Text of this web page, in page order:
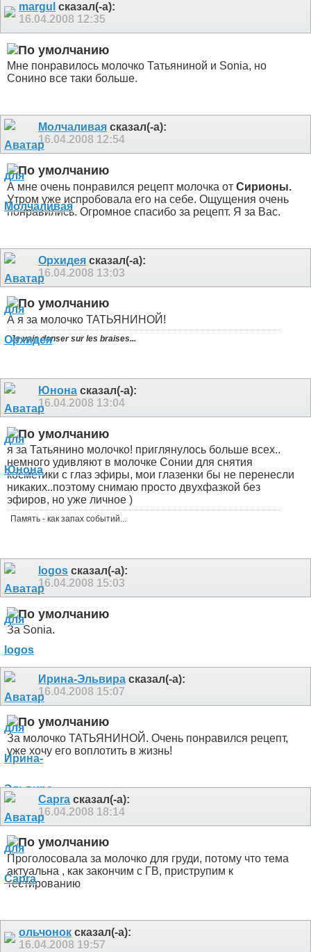
margul сказал(-а):
16.04.2008 12:35
Мне понравилось молочко Татьяниной и Sonia, но
Сонино все таки больше.
Молчаливая сказал(-а):
16.04.2008 12:54
А мне очень понравился рецепт молочка от Сирионы.
Утром уже испробовала его на себе. Ощущения очень
понравились. Огромное спасибо за рецепт. Я за Вас.
Орхидея сказал(-а):
16.04.2008 13:03
А я за молочко ТАТЬЯНИНОЙ!
Je vais danser sur les braises...
Юнона сказал(-а):
16.04.2008 13:04
я за Татьянино молочко! приглянулось больше всех..
немного удивляют в молочке Сонии для снятия
косметики с глаз эфиры, мои глазенки бы не перенесли
никаких..поэтому снимаю просто двухфазкой без
эфиров, но уже личное )
Память - как запах событий...
logos сказал(-а):
16.04.2008 15:03
За Sonia.
Ирина-Эльвира сказал(-а):
16.04.2008 15:07
За молочко ТАТЬЯНИНОЙ. Очень понравился рецепт,
уже хочу его воплотить в жизнь!
Capra сказал(-а):
16.04.2008 18:14
Проголосовала за молочко для груди, потому что тема
актуальна , как закончим с ГВ, приструпим к
тестированию
ольчонок сказал(-а):
16.04.2008 19:57